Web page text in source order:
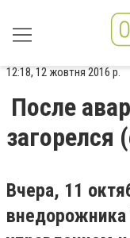
12:18, 12 жовтня 2016 р.
После
загорелся
Вчера, 11
внедорожника